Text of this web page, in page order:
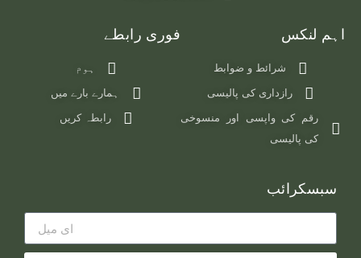
فوری رابطے
ہوم
ہمارے بارے میں
رابطہ کریں
اہم لنکس
شرائط و ضوابط
رازداری کی پالیسی
رقم کی واپسی اور منسوخی
کی پالیسی
سبسکرائب